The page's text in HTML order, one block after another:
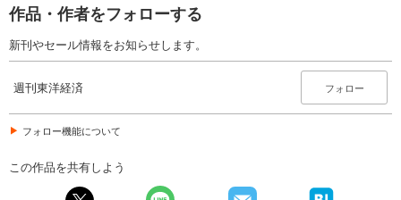
あらすじを表示する
カート
あらすじを表示する
作品・作者をフォローする
新刊やセール情報をお知らせします。
週刊東洋経済 フォロー
フォロー機能について
この作品を共有しよう